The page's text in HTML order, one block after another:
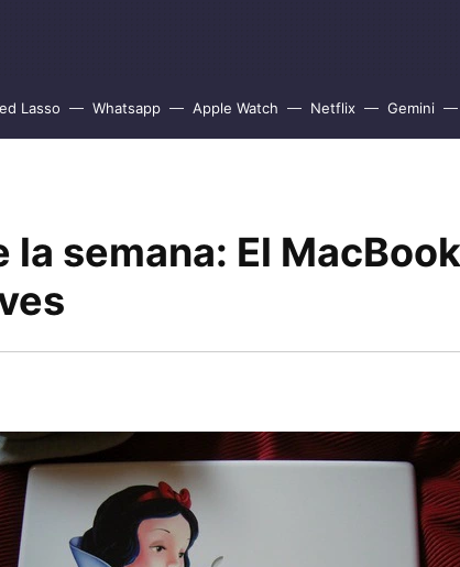
Lasso Whatsapp Apple Watch Netflix Gemini
la semana: El